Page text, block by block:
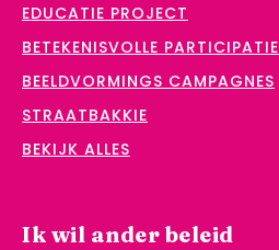
EDUCATIE PROJECT
BETEKENISVOLLE PARTICIPATIE
BEELDVORMINGS CAMPAGNES
STRAATBAKKIE
BEKIJK ALLES
Ik wil ander beleid